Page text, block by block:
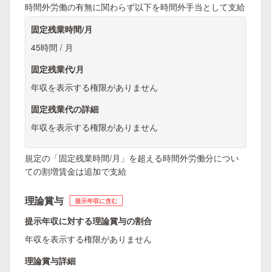
時間外労働の有無に関わらず以下を時間外手当として支給
固定残業時間/月
45時間 / 月
固定残業代/月
年収を表示する権限がありません
固定残業代の詳細
年収を表示する権限がありません
規定の「固定残業時間/月」を超える時間外労働分につい
ての割増賃金は追加で支給
理論賞与 提示年収に含む
提示年収に対する理論賞与の割合
年収を表示する権限がありません
理論賞与詳細